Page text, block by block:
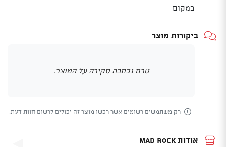
במקום
ביקורות מוצר
טרם נכתבה סקירה על המוצר.
רק משתמשים רשומים אשר רכשו מוצר זה יכולים לרשום חוות דעת.
אודות Mad Rock